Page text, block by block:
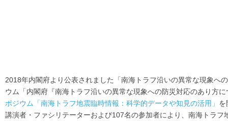
2018年内閣府より公表されました「南海トラフ沿いの異常な現象へ
ウム「内閣府『南海トラフ沿いの異常な現象への防災対応のあり方
ポジウム「南海トラフ地震臨時情報：科学的データや知見の活用」 を
講演者・ファシリテーターおよび107名の参加者により、南海トラ